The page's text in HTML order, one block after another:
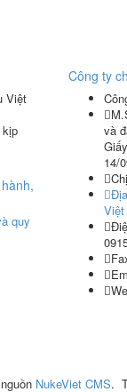
Việt
quy
Công ty
và
14/
Việt
NukeViet CMS.